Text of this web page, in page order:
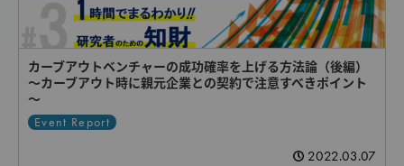
カーブアウトベンチャーの成功確率を上げる方法論（後編）
～カーブアウト時に親元企業との契約で注意すべきポイント
～
Event Report
2022.03.07